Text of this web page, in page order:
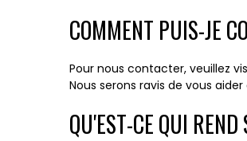
COMMENT PUIS-JE
Pour nous contacter, veuillez
Nous serons ravis de vous
QU'EST-CE QUI